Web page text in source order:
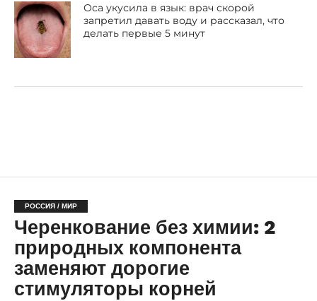
Оса укусила в язык: врач скорой
запретил давать воду и рассказал, что
делать первые 5 минут
РОССИЯ / МИР
Черенкование без химии: 2
природных компонента
заменяют дорогие
стимуляторы корней